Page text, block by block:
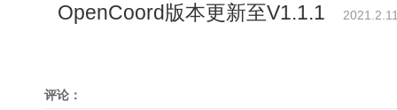
OpenCoord版本更新至V1.1.1
评论：